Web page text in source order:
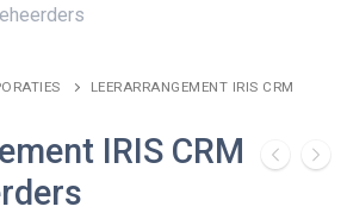
LEERARRANGEMENT IRIS CRM
IRIS CRM